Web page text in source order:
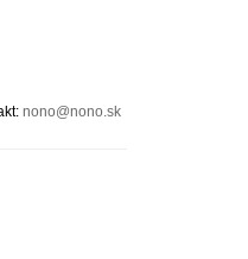
nono@nono.sk